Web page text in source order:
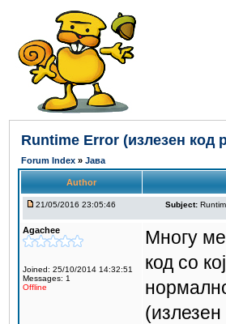
Runtime Error (излезен код
Forum Index » Јава
Author
21/05/2016 23:05:46 Subject:
Agachee
Joined: 25/10/2014 14:32:51
Messages: 1
Offline
Многу
код со